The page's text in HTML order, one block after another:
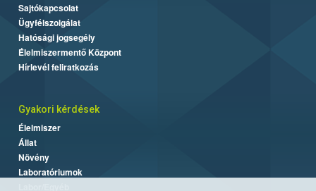
Sajtókapcsolat
Ügyfélszolgálat
Hatósági jogsegély
Élelmiszermentő Központ
Hírlevél feliratkozás
Gyakori kérdések
Élelmiszer
Állat
Növény
Laboratóriumok